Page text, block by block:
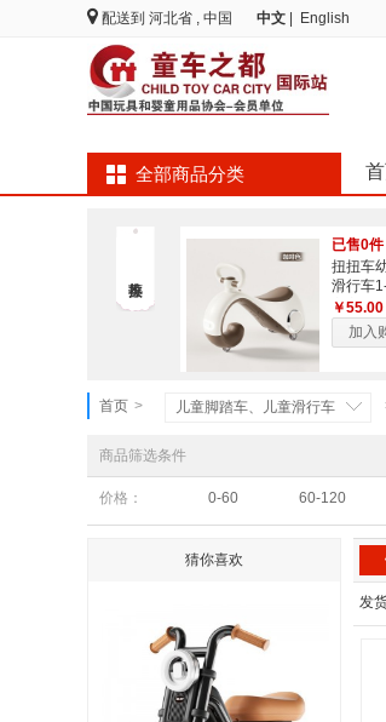
配送到 河北省 , 中国 中文 English
全部商品分类
已售0件
扭扭车
滑行车
宝宝礼
￥55.00
加入
首页 > 儿童脚踏车、儿童滑行车
商品筛选条件
价格： 0-60 60-120
猜你喜欢
发